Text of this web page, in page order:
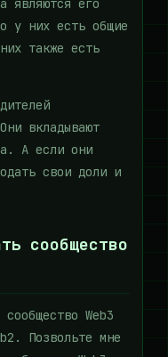
являются его
у них есть общие
также есть
вкладывают
А если они
свои доли и
сообщество
Web3
Позвольте мне